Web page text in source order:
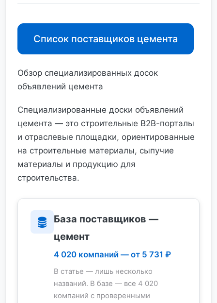
Список поставщиков цемента
Обзор специализированных досок
объявлений цемента
Специализированные доски объявлений
цемента — это строительные B2B-порталы
и отраслевые площадки, ориентированные
на строительные материалы, сыпучие
материалы и продукцию для
строительства.
База поставщиков —
цемент
4 020 компаний — от 5 731 ₽
В статье — лишь несколько
названий. В базе — все 4 020
компаний с проверенными